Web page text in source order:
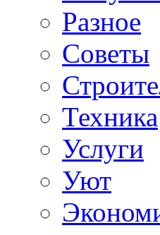
Разное
Советы
Техника
Услуги
Уют